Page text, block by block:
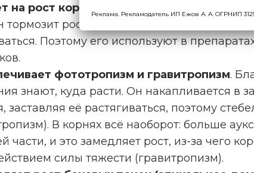
на рост корней и побегов
тормозит рост корней, а в маленьких —
Поэтому его используют в
фототропизм и гравитропизм.
знают, куда расти. Он накапливается в
заставляя её растягиваться, поэтому
В корнях всё наоборот: больше
части, и это замедляет рост, из-за чего
силы тяжести (гравитропизм).
Реклама. Рекламодатель ИП Ежов А. А. ОГРНИП